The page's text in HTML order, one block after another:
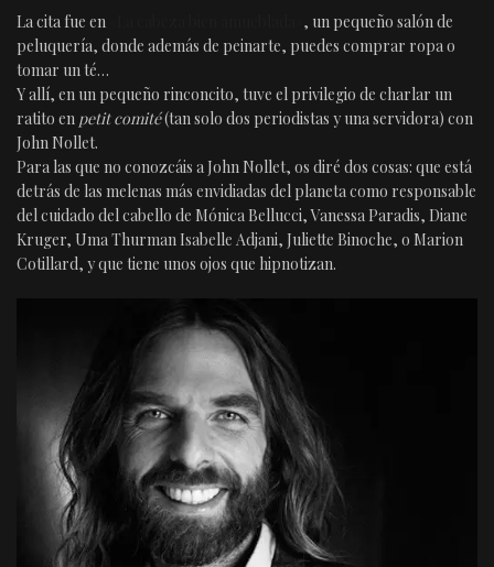
La cita fue en
, un pequeño salón de
peluquería, donde además de peinarte, puedes comprar ropa o
tomar un té…
Y allí, en un pequeño rinconcito, tuve el privilegio de charlar un
ratito en petit comité(tan solo dos periodistas y una servidora) con
John Nollet.
Para las que no conozcáis a John Nollet, os diré dos cosas: que está
detrás de las melenas más envidiadas del planeta como responsable
del cuidado del cabello de Mónica Bellucci, Vanessa Paradis, Diane
Kruger, Uma Thurman Isabelle Adjani, Juliette Binoche, o Marion
Cotillard, y que tiene unos ojos que hipnotizan.